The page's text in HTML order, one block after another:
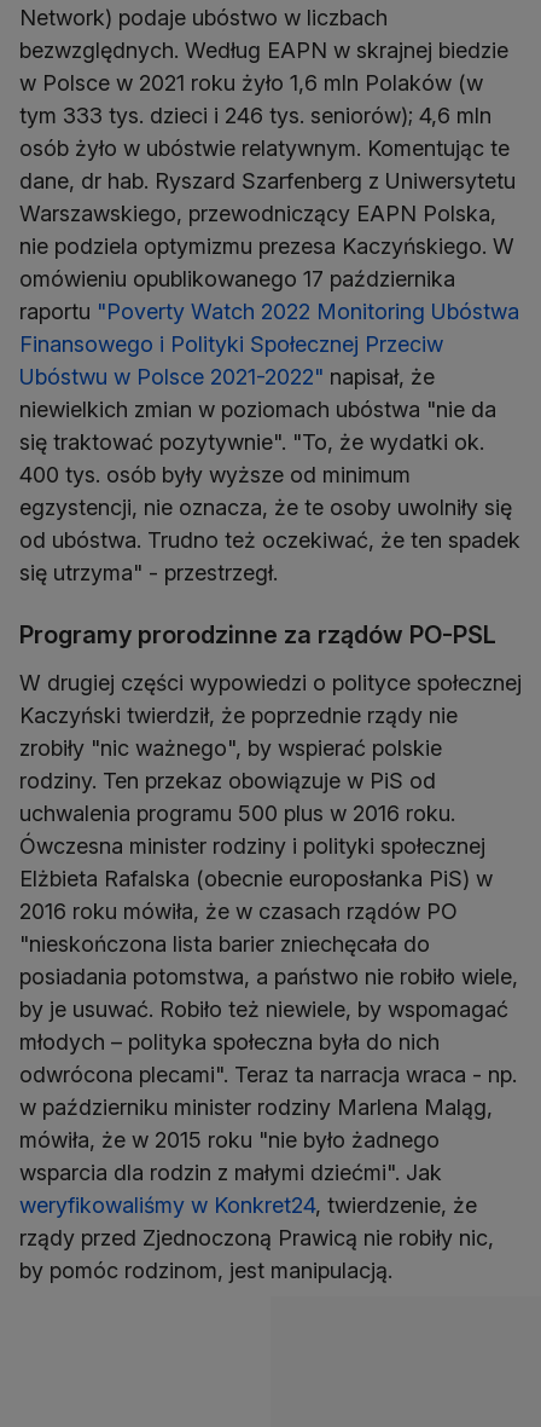
Network) podaje ubóstwo w liczbach
bezwzględnych. Według EAPN w skrajnej biedzie
w Polsce w 2021 roku żyło 1,6 mln Polaków (w
tym 333 tys. dzieci i 246 tys. seniorów); 4,6 mln
osób żyło w ubóstwie relatywnym. Komentując te
dane, dr hab. Ryszard Szarfenberg z Uniwersytetu
Warszawskiego, przewodniczący EAPN Polska,
nie podziela optymizmu prezesa Kaczyńskiego. W
omówieniu opublikowanego 17 października
raportu "Poverty Watch 2022 Monitoring Ubóstwa
Finansowego i Polityki Społecznej Przeciw
Ubóstwu w Polsce 2021-2022" napisał, że
niewielkich zmian w poziomach ubóstwa "nie da
się traktować pozytywnie". "To, że wydatki ok.
400 tys. osób były wyższe od minimum
egzystencji, nie oznacza, że te osoby uwolniły się
od ubóstwa. Trudno też oczekiwać, że ten spadek
się utrzyma" - przestrzegł.
Programy prorodzinne za rządów PO-PSL
W drugiej części wypowiedzi o polityce społecznej
Kaczyński twierdził, że poprzednie rządy nie
zrobiły "nic ważnego", by wspierać polskie
rodziny. Ten przekaz obowiązuje w PiS od
uchwalenia programu 500 plus w 2016 roku.
Ówczesna minister rodziny i polityki społecznej
Elżbieta Rafalska (obecnie europosłanka PiS) w
2016 roku mówiła, że w czasach rządów PO
"nieskończona lista barier zniechęcała do
posiadania potomstwa, a państwo nie robiło wiele,
by je usuwać. Robiło też niewiele, by wspomagać
młodych – polityka społeczna była do nich
odwrócona plecami". Teraz ta narracja wraca - np.
w październiku minister rodziny Marlena Maląg,
mówiła, że w 2015 roku "nie było żadnego
wsparcia dla rodzin z małymi dziećmi". Jak
weryfikowaliśmy w Konkret24, twierdzenie, że
rządy przed Zjednoczoną Prawicą nie robiły nic,
by pomóc rodzinom, jest manipulacją.